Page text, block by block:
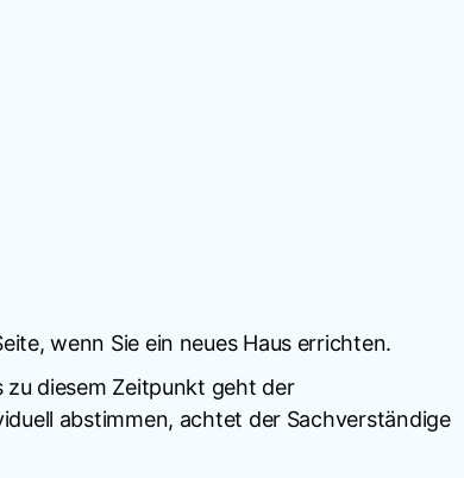
wenn Sie ein neues Haus errichten.
zu diesem Zeitpunkt geht der
abstimmen, achtet der Sachverständige